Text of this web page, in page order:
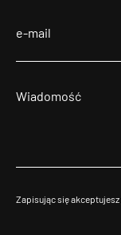
Zapisując się akceptujesz